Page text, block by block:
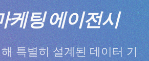
케팅 에이전시
특별히 설계된 데이터 기